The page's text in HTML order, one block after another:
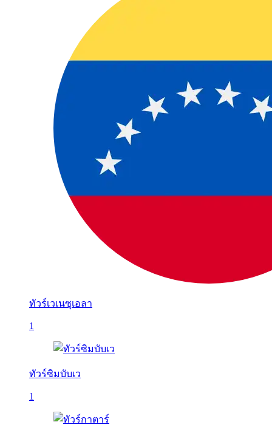
ทัวร์เวเนซุเอลา
1
ทัวร์ซิมบับเว
1